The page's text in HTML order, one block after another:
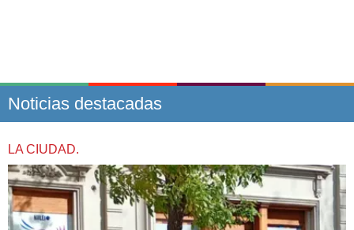
Noticias destacadas
LA CIUDAD.